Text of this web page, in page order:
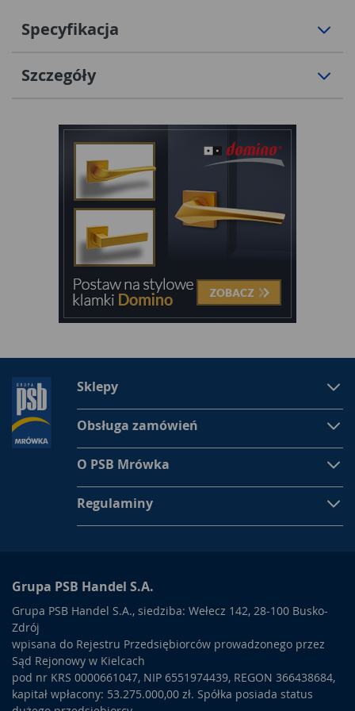
Specyfikacja
Szczegóły
Sklepy
Obsługa zamówień
O PSB Mrówka
Regulaminy
Grupa PSB Handel S.A.
Grupa PSB Handel S.A., siedziba: Wełecz 142, 28-100 Busko-
Zdrój
wpisana do Rejestru Przedsiębiorców prowadzonego przez
Sąd Rejonowy w Kielcach
pod nr KRS 0000661047, NIP 6551974439, REGON 366438684,
kapitał wpłacony: 53.275.000,00 zł. Spółka posiada status